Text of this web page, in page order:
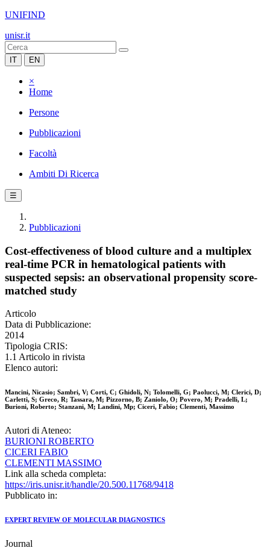
UNIFIND
unisr.it
IT EN
×
Home
Persone
Pubblicazioni
Facoltà
Ambiti Di Ricerca
☰
Pubblicazioni
Cost-effectiveness of blood culture and a multiplex
real-time PCR in hematological patients with
suspected sepsis: an observational propensity score-
matched study
Articolo
Data di Pubblicazione:
2014
Tipologia CRIS:
1.1 Articolo in rivista
Elenco autori:
Mancini, Nicasio; Sambri, V; Corti, C; Ghidoli, N; Tolomelli, G; Paolucci, M; Clerici, D;
Carletti, S; Greco, R; Tassara, M; Pizzorno, B; Zaniolo, O; Povero, M; Pradelli, L;
Burioni, Roberto; Stanzani, M; Landini, Mp; Ciceri, Fabio; Clementi, Massimo
Autori di Ateneo:
BURIONI ROBERTO
CICERI FABIO
CLEMENTI MASSIMO
Link alla scheda completa:
https://iris.unisr.it/handle/20.500.11768/9418
Pubblicato in:
EXPERT REVIEW OF MOLECULAR DIAGNOSTICS
Journal